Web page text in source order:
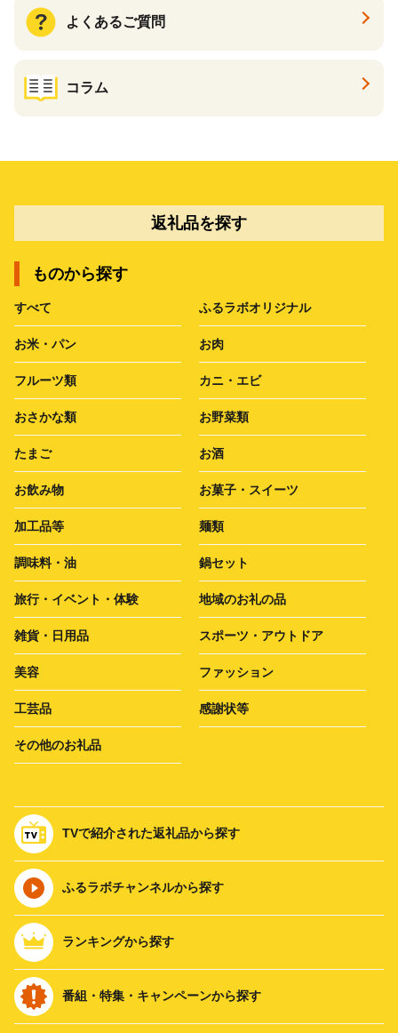
よくあるご質問
コラム
返礼品を探す
ものから探す
すべて ふるラボオリジナル
お米・パン お肉
フルーツ類 カニ・エビ
おさかな類 お野菜類
たまご お酒
お飲み物 お菓子・スイーツ
加工品等 麺類
調味料・油 鍋セット
旅行・イベント・体験 地域のお礼の品
雑貨・日用品 スポーツ・アウトドア
美容 ファッション
工芸品 感謝状等
その他のお礼品
TVで紹介された返礼品から探す
ふるラボチャンネルから探す
ランキングから探す
番組・特集・キャンペーンから探す